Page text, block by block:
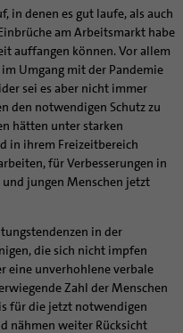
in
in denen es gut laufe, als auch
am Arbeitsmarkt habe
auffangen können. Vor allem
Umgang mit der Pandemie
sei es aber nicht immer
den notwendigen Schutz zu
hätten unter starken
in ihrem Freizeitbereich
für Verbesserungen in
jungen Menschen jetzt
in der
die sich nicht impfen
eine unverhohlene verbale
Zahl der Menschen
für die jetzt notwendigen
nähmen weiter Rücksicht